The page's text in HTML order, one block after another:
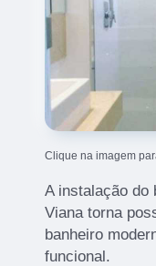
Clique na imagem
A instalação do
Viana torna
banheiro
funcional.